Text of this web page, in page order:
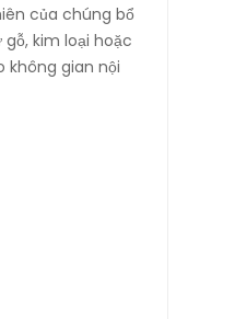
của chúng bổ
kim loại hoặc
gian nội